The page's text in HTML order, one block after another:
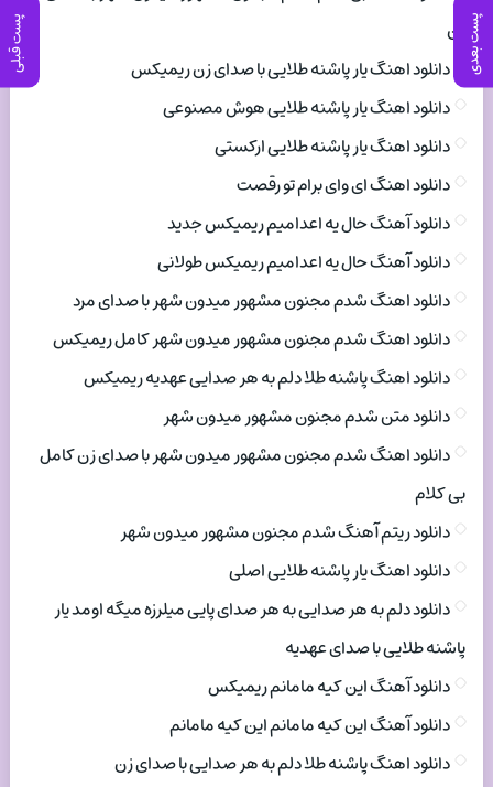
پست بعدی پست قبلی
زن
دانلود اهنگ یار پاشنه طلایی با صدای زن ریمیکس
دانلود اهنگ یار پاشنه طلایی هوش مصنوعی
دانلود اهنگ یار پاشنه طلایی ارکستی
دانلود اهنگ ای وای برام تو رقصت
دانلود آهنگ حال یه اعدامیم ریمیکس جدید
دانلود آهنگ حال یه اعدامیم ریمیکس طولانی
دانلود اهنگ شدم مجنون مشهور میدون شهر با صدای مرد
دانلود اهنگ شدم مجنون مشهور میدون شهر کامل ریمیکس
دانلود اهنگ پاشنه طلا دلم به هر صدایی عهدیه ریمیکس
دانلود متن شدم مجنون مشهور میدون شهر
دانلود اهنگ شدم مجنون مشهور میدون شهر با صدای زن کامل
بی کلام
دانلود ریتم آهنگ شدم مجنون مشهور میدون شهر
دانلود اهنگ یار پاشنه طلایی اصلی
دانلود دلم به هر صدایی به هر صدای پایی میلرزه میگه اومد یار
پاشنه طلایی با صدای عهدیه
دانلود آهنگ این کیه مامانم ریمیکس
دانلود آهنگ این کیه مامانم این کیه مامانم
دانلود اهنگ پاشنه طلا دلم به هر صدایی با صدای زن